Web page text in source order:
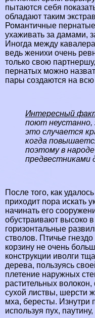
пытаются себя
обладают таким
Романтичные
ухаживать за дамами,
Иногда между
ведь женихи очень
только свою
пернатых можно
пары создаются на всю
Интересный
поют неустанно,
это случается
когда
поэтому в
предвестниками
После того, как
приходит пора искать
начинать его
обустраивают высоко
горизонтальные
стволов. Птичье
корзину не очень
конструкции иволги
дерева, пользуясь
плетение наружных
растительных
сухой листвы, шерсти
мха, бересты. Изнутри
используя пух,